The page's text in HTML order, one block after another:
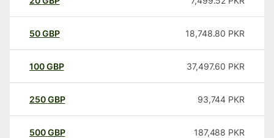
50GBP 18,748.80 PKR
100GBP 37,497.60 PKR
250GBP 93,744 PKR
500GBP 187,488 PKR